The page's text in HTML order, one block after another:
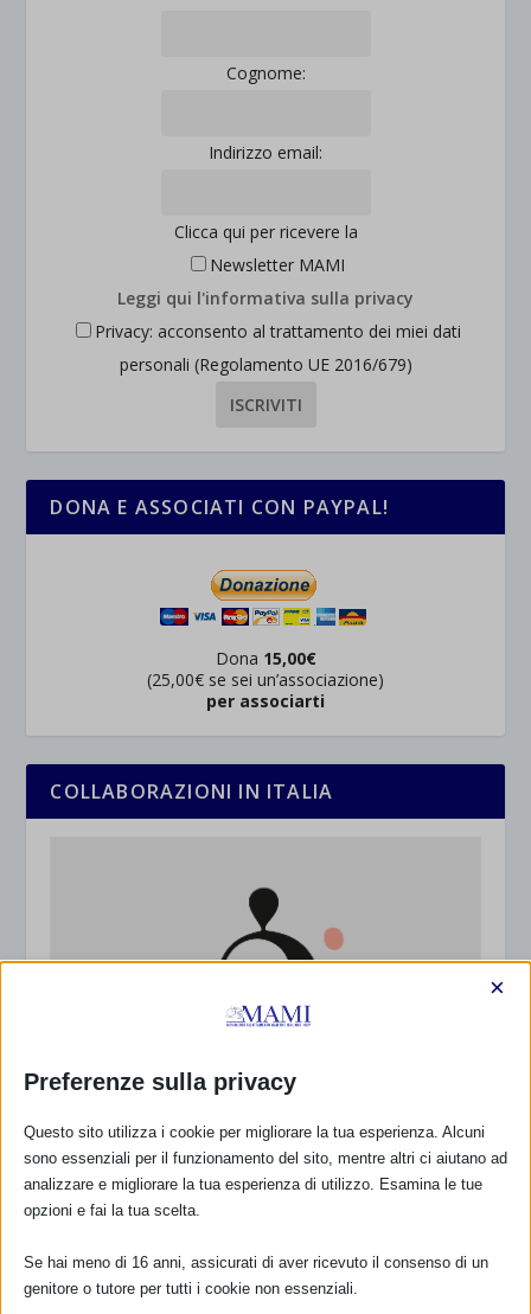
Cognome:
Indirizzo email:
Clicca qui per ricevere la
Newsletter MAMI
Leggi qui l'informativa sulla privacy
Privacy: acconsento al trattamento dei miei dati
personali (Regolamento UE 2016/679)
DONA E ASSOCIATI CON PAYPAL!
Dona 15,00€
(25,00€ se sei un’associazione)
per associarti
COLLABORAZIONI IN ITALIA
Preferenze sulla privacy
×
Questo sito utilizza i cookie per migliorare la tua esperienza. Alcuni
sono essenziali per il funzionamento del sito, mentre altri ci aiutano ad
analizzare e migliorare la tua esperienza di utilizzo. Esamina le tue
opzioni e fai la tua scelta.
Se hai meno di 16 anni, assicurati di aver ricevuto il consenso di un
genitore o tutore per tutti i cookie non essenziali.